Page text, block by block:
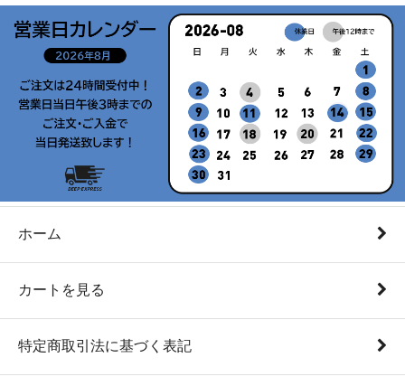
ホーム
カートを見る
特定商取引法に基づく表記